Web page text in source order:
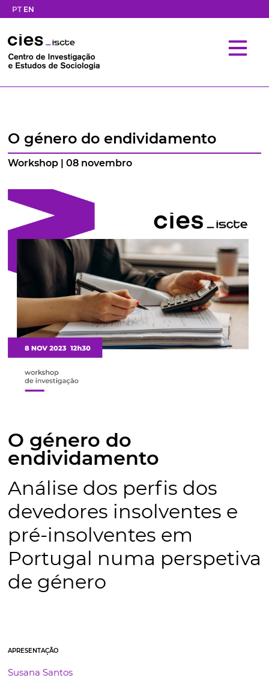
PT EN
O género do endividamento
Workshop | 08 novembro
O género do
endividamento
Análise dos perfis dos
devedores insolventes e
pré-insolventes em
Portugal numa perspetiva
de género
APRESENTAÇÃO
Susana Santos